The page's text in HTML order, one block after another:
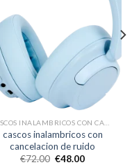
cascos inalambricos con
cancelacion de ruido
€72.00 €48.00